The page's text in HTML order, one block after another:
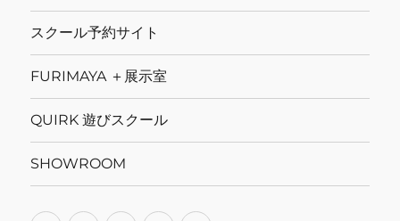
スクール予約サイト
FURIMAYA ＋展示室
QUIRK 遊びスクール
SHOWROOM